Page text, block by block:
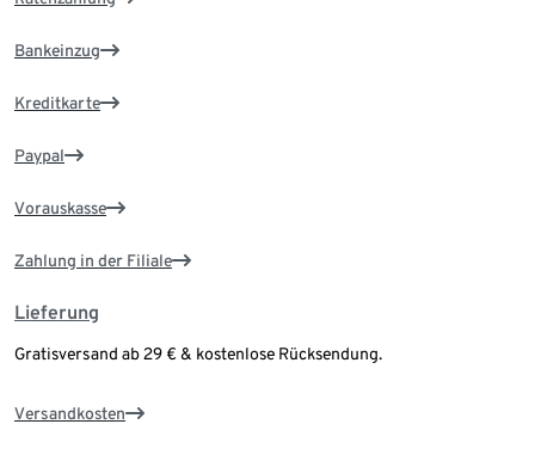
Bankeinzug
Kreditkarte
Paypal
Vorauskasse
Zahlung in der Filiale
Lieferung
Gratisversand ab 29 € & kostenlose Rücksendung.
Versandkosten